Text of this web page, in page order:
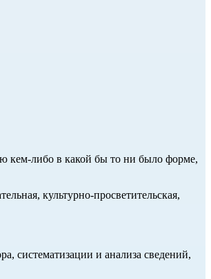
кем-либо в какой бы то ни было форме,
культурно-просветительская,
систематизации и анализа сведений,